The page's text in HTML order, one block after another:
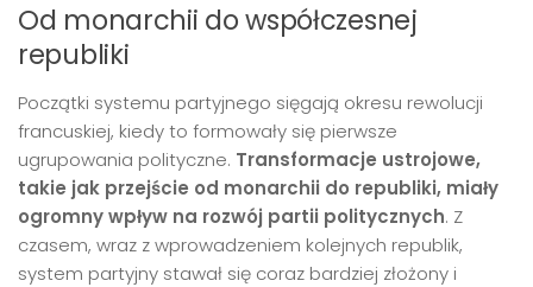
Od monarchii do współczesnej
republiki
Początki systemu partyjnego sięgają okresu rewolucji
francuskiej, kiedy to formowały się pierwsze
ugrupowania polityczne. Transformacje ustrojowe,
takie jak przejście od monarchii do republiki, miały
ogromny wpływ na rozwój partii politycznych. Z
czasem, wraz z wprowadzeniem kolejnych republik,
system partyjny stawał się coraz bardziej złożony i